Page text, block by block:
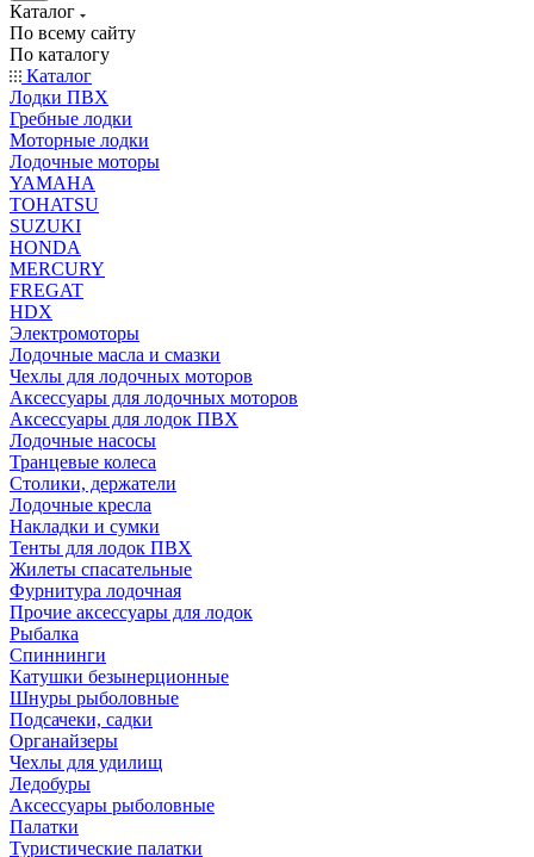
Каталог
По всему сайту
По каталогу
Каталог
Лодки ПВХ
Гребные лодки
Моторные лодки
Лодочные моторы
YAMAHA
TOHATSU
SUZUKI
HONDA
MERCURY
FREGAT
HDX
Электромоторы
Лодочные масла и смазки
Чехлы для лодочных моторов
Аксессуары для лодочных моторов
Аксессуары для лодок ПВХ
Лодочные насосы
Транцевые колеса
Столики, держатели
Лодочные кресла
Накладки и сумки
Тенты для лодок ПВХ
Жилеты спасательные
Фурнитура лодочная
Прочие аксессуары для лодок
Рыбалка
Спиннинги
Катушки безынерционные
Шнуры рыболовные
Подсачеки, садки
Органайзеры
Чехлы для удилищ
Ледобуры
Аксессуары рыболовные
Палатки
Туристические палатки